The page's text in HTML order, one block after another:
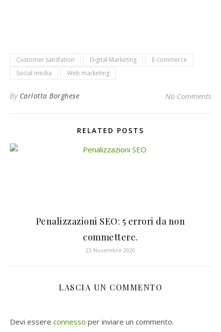
Customer satisfation Digital Marketing
E-commerce
Social media
Web marketing
By Carlotta Borghese No Comments
RELATED POSTS
Penalizzazioni SEO: 5 errori da non
commettere.
23 Novembre 2020
LASCIA UN COMMENTO
Devi essere connesso per inviare un commento.